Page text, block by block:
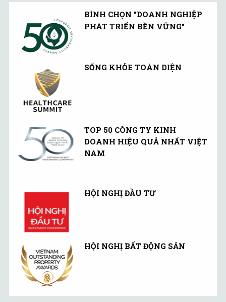
BÌNH CHỌN "DOANH NGHIỆP
PHÁT TRIỂN BỀN VỮNG"
SỐNG KHỎE TOÀN DIỆN
TOP 50 CÔNG TY KINH
DOANH HIỆU QUẢ NHẤT VIỆT
NAM
HỘI NGHỊ ĐẦU TƯ
HỘI NGHỊ BẤT ĐỘNG SẢN